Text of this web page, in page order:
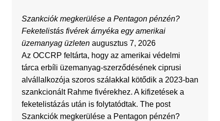
Szankciók megkerülése a Pentagon pénzén?
Feketelistás fivérek árnyéka egy amerikai
üzemanyag üzleten augusztus 7, 2026
Az OCCRP feltárta, hogy az amerikai védelmi
tárca erbíli üzemanyag-szerződésének ciprusi
alvállalkozója szoros szálakkal kötődik a 2023-ban
szankcionált Rahme fivérekhez. A kifizetések a
feketelistázás után is folytatódtak. The post
Szankciók megkerülése a Pentagon pénzén?